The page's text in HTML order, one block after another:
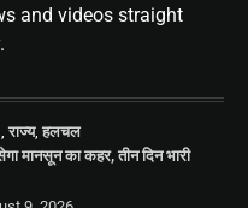
and videos straight
,राज्य,हलचल
मानसून का कहर, तीन दिन भारी